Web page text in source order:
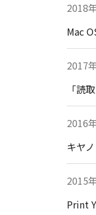
2018
Mac
2017
「読
2016
キヤ
2015
Print